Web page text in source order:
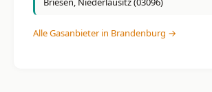
Alle Gasanbieter in Brandenburg →